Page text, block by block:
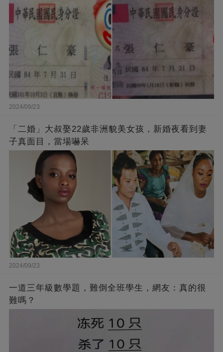
2024/09/23
「二婚」大叔娶22歲非洲貌美女孩，新婚夜看到妻
子真面目，當場嚇呆
2024/09/23
一道三年級數學題，難倒全班學生，網友：真的很
難嗎？